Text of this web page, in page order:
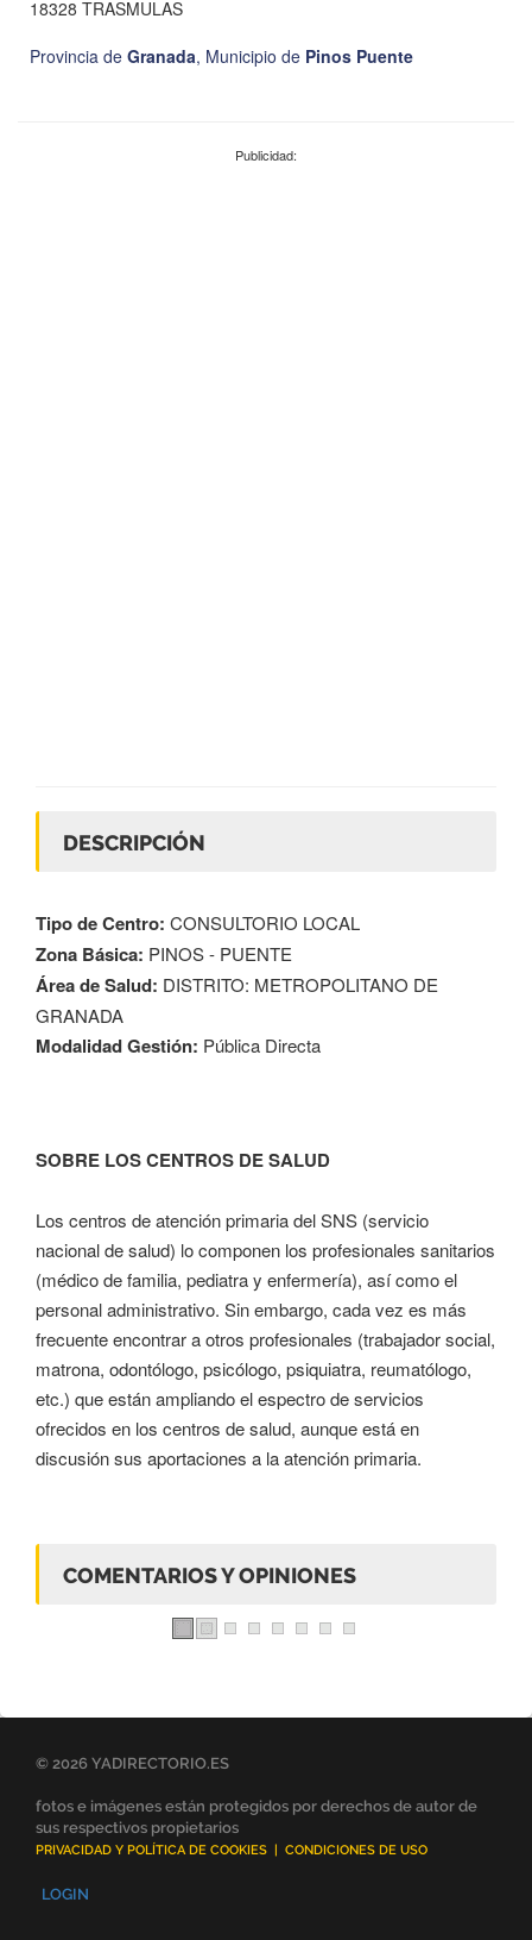
18328 TRASMULAS
Provincia de Granada, Municipio de Pinos Puente
Publicidad:
DESCRIPCIÓN
Tipo de Centro: CONSULTORIO LOCAL
Zona Básica: PINOS - PUENTE
Área de Salud: DISTRITO: METROPOLITANO DE
GRANADA
Modalidad Gestión: Pública Directa
SOBRE LOS CENTROS DE SALUD
Los centros de atención primaria del SNS (servicio
nacional de salud) lo componen los profesionales sanitarios
(médico de familia, pediatra y enfermería), así como el
personal administrativo. Sin embargo, cada vez es más
frecuente encontrar a otros profesionales (trabajador social,
matrona, odontólogo, psicólogo, psiquiatra, reumatólogo,
etc.) que están ampliando el espectro de servicios
ofrecidos en los centros de salud, aunque está en
discusión sus aportaciones a la atención primaria.
COMENTARIOS Y OPINIONES
© 2026 YADIRECTORIO.ES
fotos e imágenes están protegidos por derechos de autor de
sus respectivos propietarios
PRIVACIDAD Y POLÍTICA DE COOKIES | CONDICIONES DE USO
LOGIN